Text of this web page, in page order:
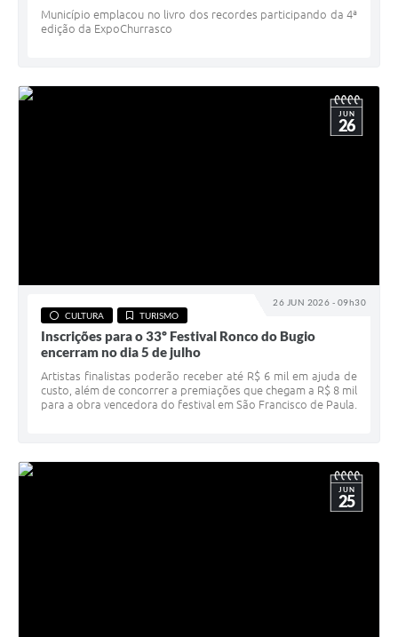
Município emplacou no livro dos recordes participando da 4ª
edição da ExpoChurrasco
26 JUN 2026 - 09h30
JUN
26
CULTURA TURISMO
Inscrições para o 33º Festival Ronco do Bugio
encerram no dia 5 de julho
Artistas finalistas poderão receber até R$ 6 mil em ajuda de
custo, além de concorrer a premiações que chegam a R$ 8 mil
para a obra vencedora do festival em São Francisco de Paula.
JUN
25